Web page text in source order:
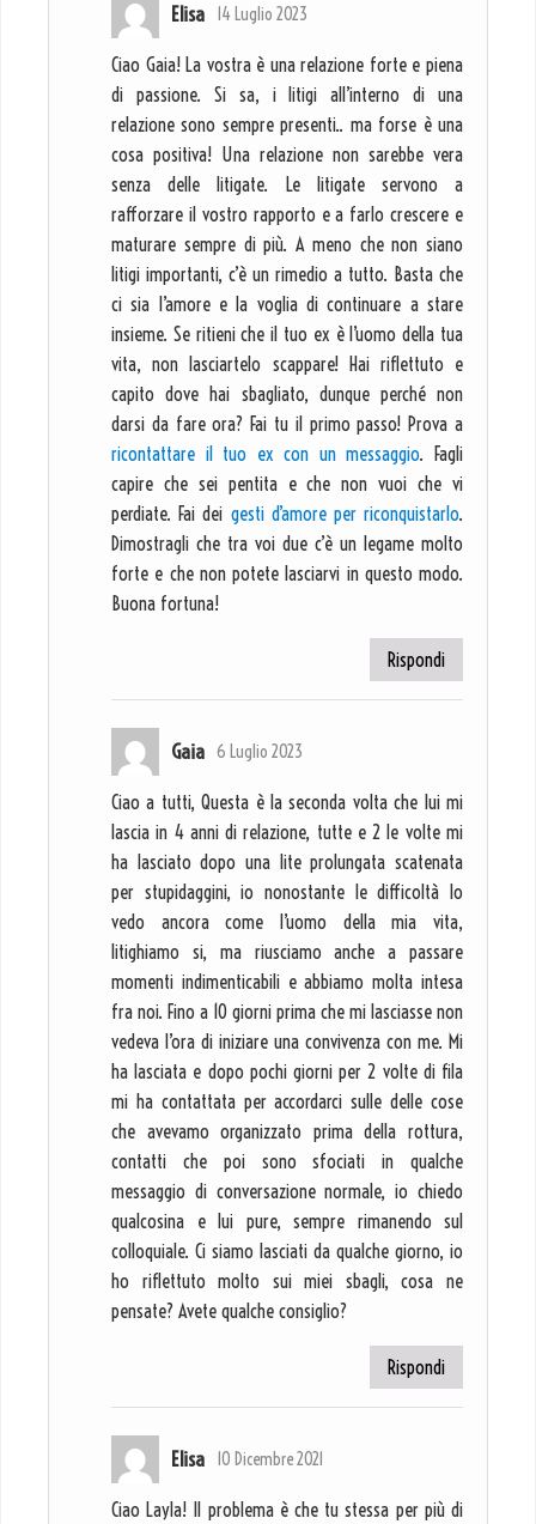
Elisa 14 Luglio 2023
Ciao Gaia! La vostra è una relazione forte e piena
di passione. Si sa, i litigi all’interno di una
relazione sono sempre presenti.. ma forse è una
cosa positiva! Una relazione non sarebbe vera
senza delle litigate. Le litigate servono a
rafforzare il vostro rapporto e a farlo crescere e
maturare sempre di più. A meno che non siano
litigi importanti, c’è un rimedio a tutto. Basta che
ci sia l’amore e la voglia di continuare a stare
insieme. Se ritieni che il tuo ex è l’uomo della tua
vita, non lasciartelo scappare! Hai riflettuto e
capito dove hai sbagliato, dunque perché non
darsi da fare ora? Fai tu il primo passo! Prova a
ricontattare il tuo ex con un messaggio. Fagli
capire che sei pentita e che non vuoi che vi
perdiate. Fai dei gesti d’amore per riconquistarlo.
Dimostragli che tra voi due c’è un legame molto
forte e che non potete lasciarvi in questo modo.
Buona fortuna!
Rispondi
Gaia 6 Luglio 2023
Ciao a tutti, Questa è la seconda volta che lui mi
lascia in 4 anni di relazione, tutte e 2 le volte mi
ha lasciato dopo una lite prolungata scatenata
per stupidaggini, io nonostante le difficoltà lo
vedo ancora come l’uomo della mia vita,
litighiamo si, ma riusciamo anche a passare
momenti indimenticabili e abbiamo molta intesa
fra noi. Fino a 10 giorni prima che mi lasciasse non
vedeva l’ora di iniziare una convivenza con me. Mi
ha lasciata e dopo pochi giorni per 2 volte di fila
mi ha contattata per accordarci sulle delle cose
che avevamo organizzato prima della rottura,
contatti che poi sono sfociati in qualche
messaggio di conversazione normale, io chiedo
qualcosina e lui pure, sempre rimanendo sul
colloquiale. Ci siamo lasciati da qualche giorno, io
ho riflettuto molto sui miei sbagli, cosa ne
pensate? Avete qualche consiglio?
Rispondi
Elisa 10 Dicembre 2021
Ciao Layla! Il problema è che tu stessa per più di